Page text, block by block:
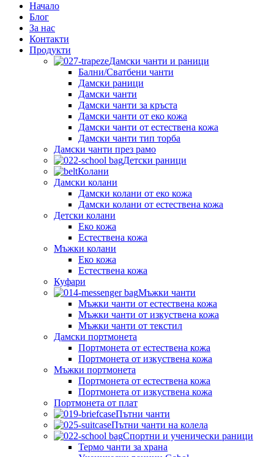
Начало
Блог
За нас
Контакти
Продукти
Дамски чанти и раници
Бални/Сватбени чанти
Дамски раници
Дамски чанти
Дамски чанти за кръста
Дамски чанти от еко кожа
Дамски чанти от естествена кожа
Дамски чанти тип торба
Дамски чанти през рамо
Детски рaници
Колани
Дамски колани
Дамски колани от еко кожа
Дамски колани от естествена кожа
Детски колани
Еко кожа
Естествена кожа
Мъжки колани
Еко кожа
Естествена кожа
Куфари
Мъжки чанти
Мъжки чанти от естествена кожа
Мъжки чанти от изкуствена кожа
Мъжки чанти от текстил
Дамски портмонета
Портмонета от естествена кожа
Портмонета от изкуствена кожа
Мъжки портмонета
Портмонета от естествена кожа
Портмонета от изкуствена кожа
Портмонета от плат
Пътни чанти
Пътни чанти на колела
Спортни и ученически раници
Термо чанти за храна